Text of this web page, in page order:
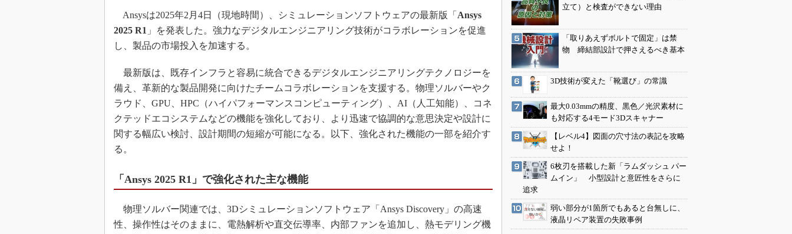
インダストリー4.0
植物工場
知財マネジメント
海外生産
新型コロナへの対応
Ansysは2025年2月4日（現地時間）、シミュレーションソフトウェアの最新版「 Ansys
2025 R1 」を発表した。強力なデジタルエンジニアリング技術がコラボレーションを促進
し、製品の市場投入を加速する。
最新版は、既存インフラと容易に統合できるデジタルエンジニアリングテクノロジーを
備え、革新的な製品開発に向けたチームコラボレーションを支援する。物理ソルバーやク
ラウド、GPU、HPC（ハイパフォーマンスコンピューティング）、AI（人工知能）、コネ
クテッドエコシステムなどの機能を強化しており、より迅速で協調的な意思決定や設計に
関する幅広い検討、設計期間の短縮が可能になる。以下、強化された機能の一部を紹介す
る。
「Ansys 2025 R1」で強化された主な機能
物理ソルバー関連では、3Dシミュレーションソフトウェア「Ansys Discovery」の高速
性、操作性はそのままに、電熱解析や直交伝導率、内部ファンを追加し、熱モデリング機
立て）と検査ができない理由
「取りあえずボルトで固定」は禁
物 締結部設計で押さえるべき基本
3D技術が変えた「靴選び」の常識
最大0.03mmの精度、黒色／光沢素材に
も対応する4モード3Dスキャナー
【レベル4】図面の穴寸法の表記を攻略
せよ！
6枚刃を搭載した新「ラムダッシュ パー
ムイン」 小型設計と意匠性をさらに
追求
弱い部分が1箇所でもあると台無しに、
液晶リペア装置の失敗事例